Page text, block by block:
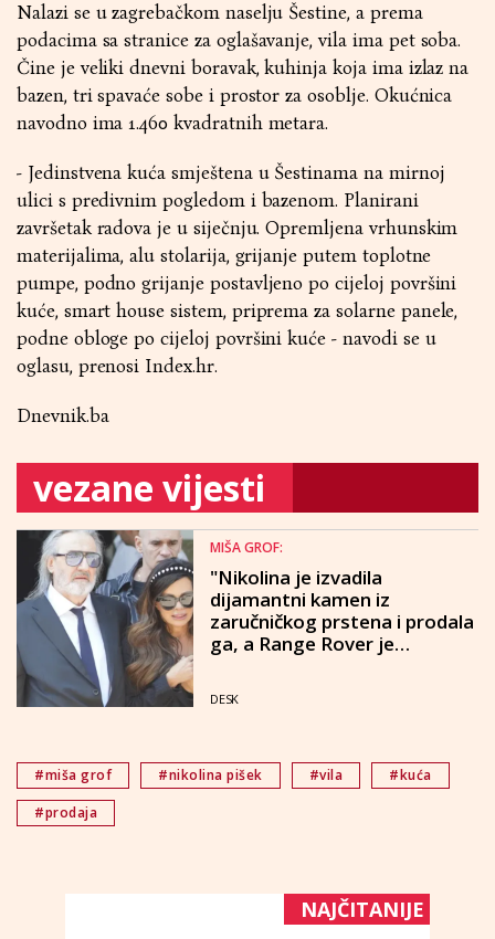
Nalazi se u zagrebačkom naselju Šestine, a prema
podacima sa stranice za oglašavanje, vila ima pet soba.
Čine je veliki dnevni boravak, kuhinja koja ima izlaz na
bazen, tri spavaće sobe i prostor za osoblje. Okućnica
navodno ima 1.460 kvadratnih metara.
- Jedinstvena kuća smještena u Šestinama na mirnoj
ulici s predivnim pogledom i bazenom. Planirani
završetak radova je u siječnju. Opremljena vrhunskim
materijalima, alu stolarija, grijanje putem toplotne
pumpe, podno grijanje postavljeno po cijeloj površini
kuće, smart house sistem, priprema za solarne panele,
podne obloge po cijeloj površini kuće - navodi se u
oglasu, prenosi Index.hr.
Dnevnik.ba
vezane vijesti
MIŠA GROF:
"Nikolina je izvadila
dijamantni kamen iz
zaručničkog prstena i prodala
ga, a Range Rover je
DESK
#miša grof #nikolina pišek #vila
#kuća
#prodaja
NAJČITANIJE